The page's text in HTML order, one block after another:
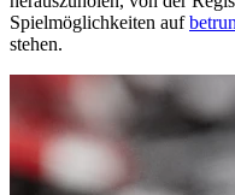
Spielmöglichkeiten auf
stehen.